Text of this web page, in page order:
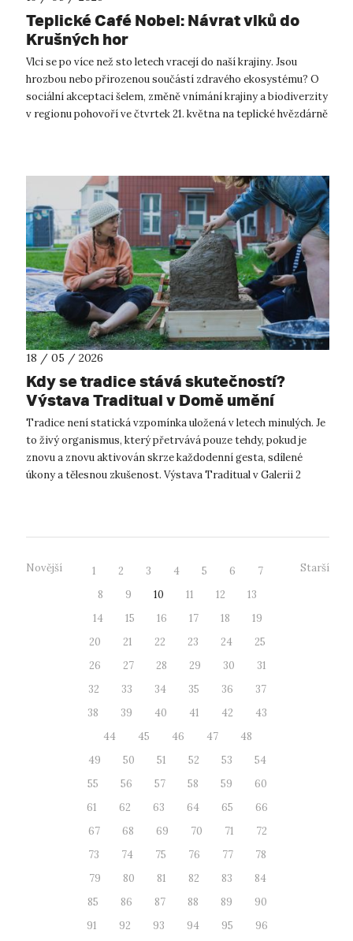
Teplické Café Nobel: Návrat vlků do
Krušných hor
Vlci se po více než sto letech vracejí do naší krajiny. Jsou
hrozbou nebo přirozenou součástí zdravého ekosystému? O
sociální akceptaci šelem, změně vnímání krajiny a biodiverzity
v regionu pohovoří ve čtvrtek 21. května na teplické hvězdárně
18 / 05 / 2026
Kdy se tradice stává skutečností?
Výstava Traditual v Domě umění
otevírá osobní téma rituálů minulosti i
současnosti
Tradice není statická vzpomínka uložená v letech minulých. Je
to živý organismus, který přetrvává pouze tehdy, pokud je
znovu a znovu aktivován skrze každodenní gesta, sdílené
úkony a tělesnou zkušenost. Výstava Traditual v Galerii 2
Novější 1 2 3 4 5 6
7
8
9 10 11 12
13
14
15 16 17 18
19
20
21 22 23 24
25
26
27 28 29 30
31
32
33 34 35 36
37
38
39 40 41 42
43
44
45 46 47
48
49
50 51 52 53
54
55
56 57 58 59
60
61
62 63 64 65
66
67
68 69 70 71
72
73
74 75 76 77
78
79
80 81 82 83
84
85
86 87 88 89
90
91
92 93 94 95
96
Starší